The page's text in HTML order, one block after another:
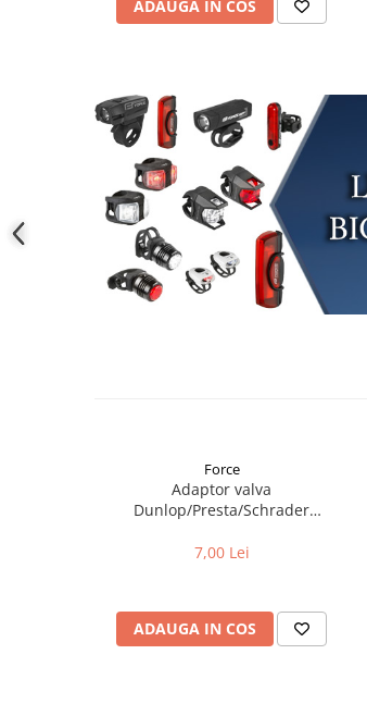
Tija sa bicicleta
Coliere si cleme sa
Angrenaje bicicleta
Foi angrenaj
Angrenaj pedalier
Manete frana bicicleta
Manete schimbator bicicleta
Manete mixte frana - schimbator
Echipament ciclism
ADAUGA IN COS
Force
Adaptor valva
Dunlop/Presta/Schrader
7,00 Lei
ADAUGA IN COS